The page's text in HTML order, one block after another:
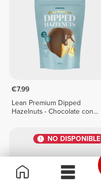
€7.99
Lean Premium Dipped
Hazelnuts - Chocolate con
NO DISPONIBLE